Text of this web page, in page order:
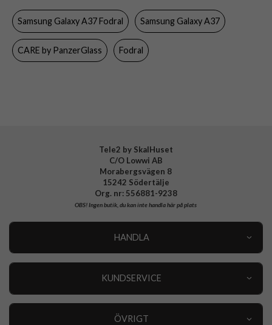
Färg
Material Konstläder, Mjukplast (TPU)
Varumärke
Samsung Galaxy A37 Fodral Samsung Galaxy A37
CARE by PanzerGlass Fodral
Tele2 by SkalHuset
C/O Lowwi AB
Morabergsvägen 8
15242 Södertälje
Org. nr: 556881-9238
OBS!Ingen butik, du kan inte handla här på plats
HANDLA
KUNDSERVICE
ÖVRIGT